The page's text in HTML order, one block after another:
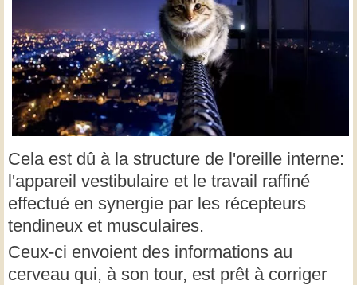
Cela est dû à la structure de l'oreille interne:
l'appareil vestibulaire et le travail raffiné
effectué en synergie par les récepteurs
tendineux et musculaires.
Ceux-ci envoient des informations au
cerveau qui, à son tour, est prêt à corriger